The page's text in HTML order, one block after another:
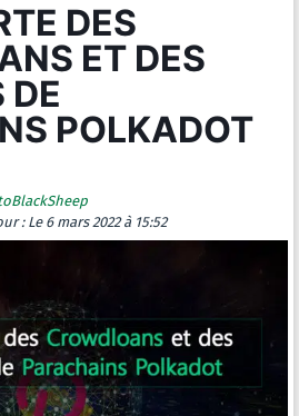
DES
ET DES
DE
POLKADOT
: Le 6 mars 2022 à 15:52